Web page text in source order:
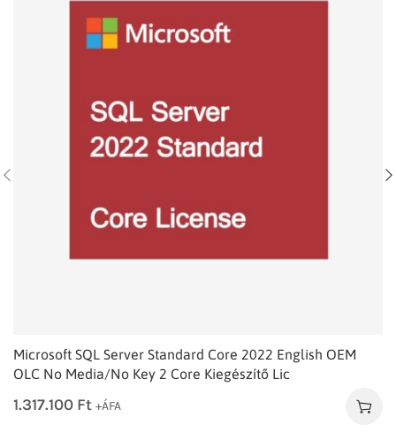
Microsoft SQL Server Standard Core 2022 English OEM
OLC No Media/No Key 2 Core Kiegészítő Lic
1.317.100 Ft +ÁFA